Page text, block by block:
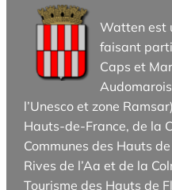
Watten est
faisant
Caps et
l’Unesco et zone
Hauts-de-France, de la
Communes des Hauts
Rives de l’Aa et de la
Tourisme des Hauts de